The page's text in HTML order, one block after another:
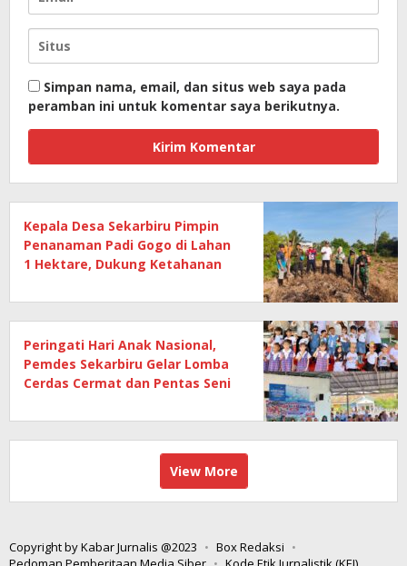
Simpan nama, email, dan situs web saya pada
peramban ini untuk komentar saya berikutnya.
Kepala Desa Sekarbiru Pimpin
Penanaman Padi Gogo di Lahan
1 Hektare, Dukung Ketahanan
Peringati Hari Anak Nasional,
Pemdes Sekarbiru Gelar Lomba
Cerdas Cermat dan Pentas Seni
View More
Copyright by Kabar Jurnalis @2023
Box Redaksi